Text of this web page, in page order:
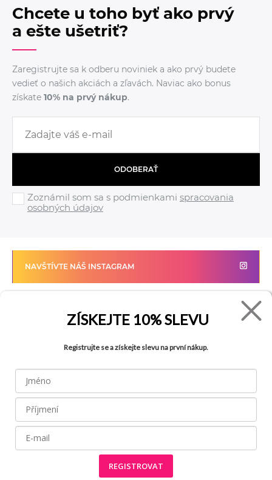
Chcete u toho byť ako prvý
a ešte ušetriť?
Zaregistrujte sa k odberu noviniek a ako prvý budete
vedieť o našich akciách a zľavách. Naviac ako bonus
získate 10% na prvý nákup.
ODOBERAŤ
Zoznámil som sa s podmienkami spracovania
osobných údajov
NAVŠTÍVTE NÁŠ INSTAGRAM
Kariéra
Obchody
Blog
Vrátenie tovaru
Ochrana osobných údajov
ZÍSKEJTE 10% SLEVU
Registrujte se a získejte slevu na první nákup.
REGISTROVAT